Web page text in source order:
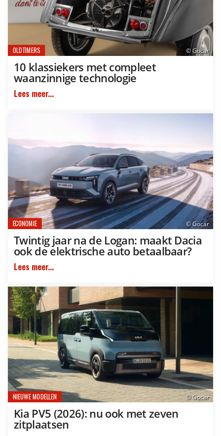
© Gocar
OLDTIMERS
10 klassiekers met compleet
waanzinnige technologie
Lees meer...
© Gocar
ECONOMIE
Twintig jaar na de Logan: maakt Dacia
ook de elektrische auto betaalbaar?
Lees meer...
© Gocar
NIEUWE MODELLEN
Kia PV5 (2026): nu ook met zeven
zitplaatsen